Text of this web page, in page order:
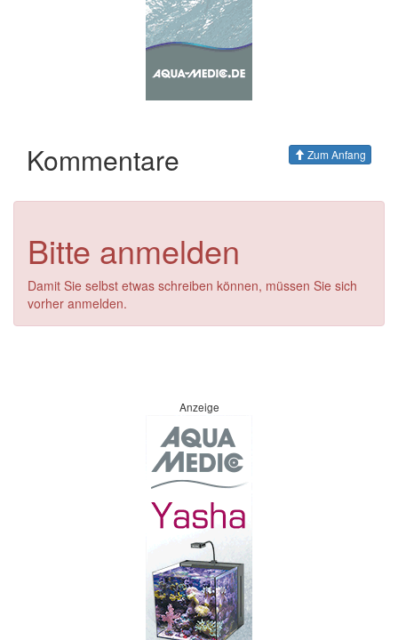
Kommentare Zum Anfang
Bitte anmelden
Damit Sie selbst etwas schreiben können, müssen Sie sich
vorher anmelden.
Anzeige